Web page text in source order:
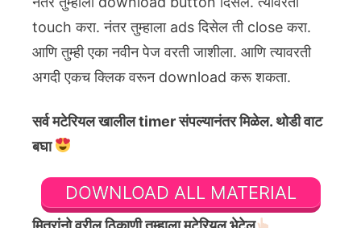
touch करा. नंतर तुम्हाला ads दिसेल ती close करा.
आणि तुम्ही एका नवीन पेज वरती जाशीला. आणि त्यावरती
अगदी एकच क्लिक वरून download करू शकता.
सर्व मटेरियल खालील timer संपल्यानंतर मिळेल. थोडी वाट
बघा
DOWNLOAD ALL MATERIAL